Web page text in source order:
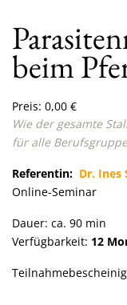
beim
Preis: 0,00 €
Wie der gesamte
für alle
Referentin: Dr. Ines
Online-Seminar
Dauer: ca. 90 min
Verfügbarkeit: 12